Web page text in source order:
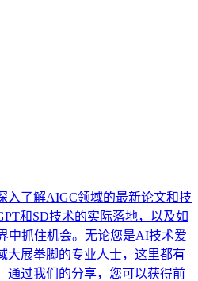
入了解AIGC领域的最新论文和技
和SD技术的实际落地，以及如
中抓住机会。无论您是AI技术爱
大展拳脚的专业人士，这里都有
通过我们的分享，您可以获得前